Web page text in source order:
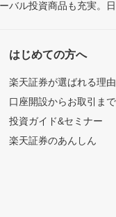
バル投資商品も充実。
はじめての方へ
楽天証券が選ばれる理由
口座開設からお取引ま
投資ガイド&セミナー
楽天証券のあんしん